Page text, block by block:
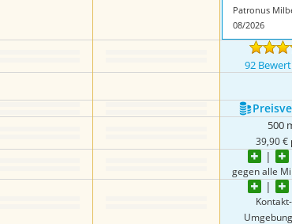
Patronus
08/2026
92
500
39,90 €
gegen alle